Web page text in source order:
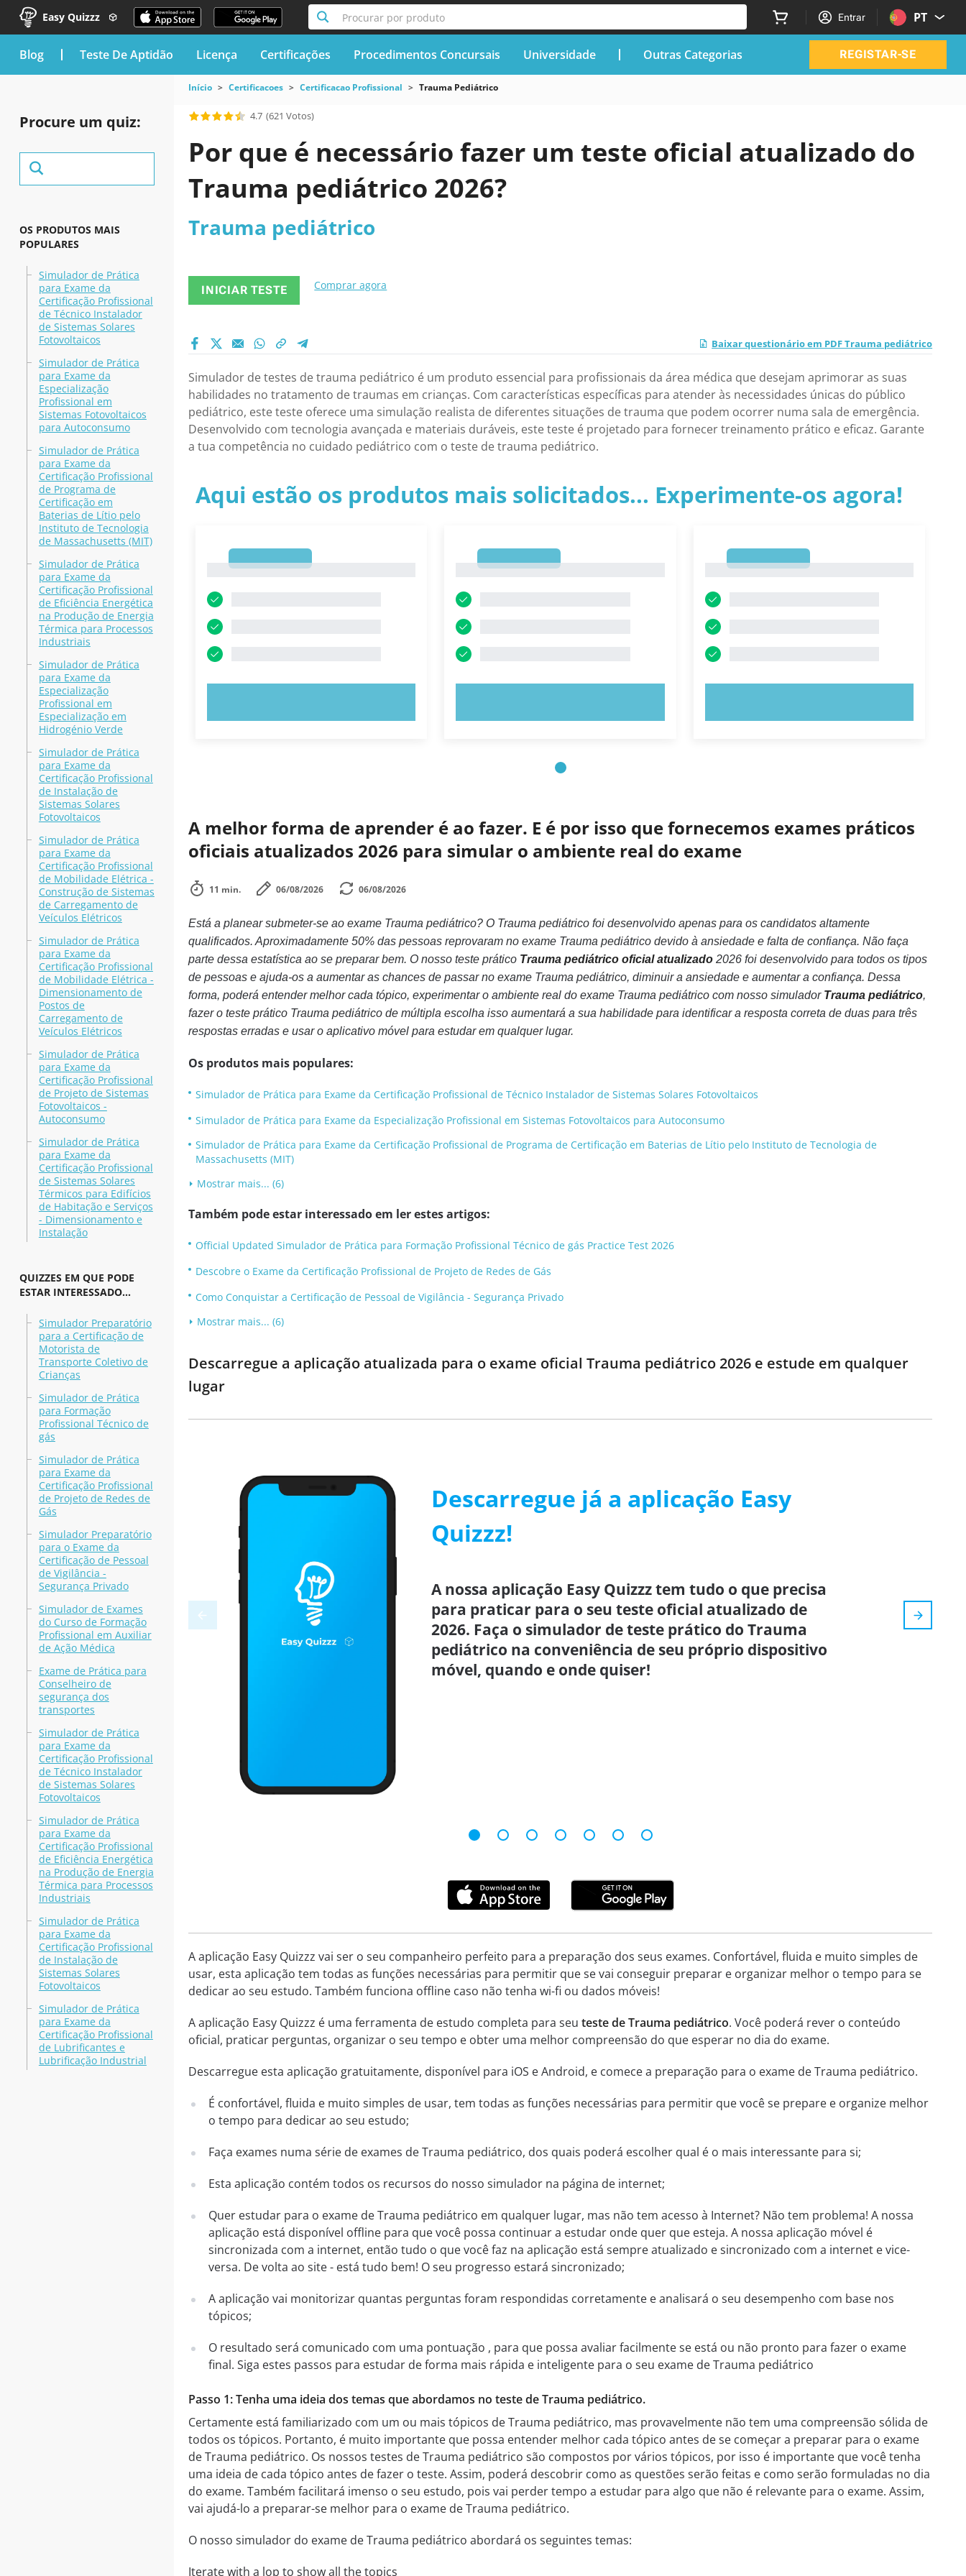
Easy Quizzz Procurar por produto Entrar PT
blog Teste De Aptidão Licença Certificações Procedimentos Concursais Universidade Outras Categorias REGISTAR-SE
Procure um quiz:
OS PRODUTOS MAIS
POPULARES
Simulador de Prática
para Exame da
Certificação Profissional
de Técnico Instalador
de Sistemas Solares
Fotovoltaicos
Simulador de Prática
para Exame da
Especialização
Profissional em
Sistemas Fotovoltaicos
para Autoconsumo
Simulador de Prática
para Exame da
Certificação Profissional
de Programa de
Certificação em
Baterias de Lítio pelo
Instituto de Tecnologia
de Massachusetts (MIT)
Simulador de Prática
para Exame da
Certificação Profissional
de Eficiência Energética
na Produção de Energia
Térmica para Processos
Industriais
Simulador de Prática
para Exame da
Especialização
Profissional em
Especialização em
Hidrogénio Verde
Simulador de Prática
para Exame da
Certificação Profissional
de Instalação de
Sistemas Solares
Fotovoltaicos
Simulador de Prática
para Exame da
Certificação Profissional
de Mobilidade Elétrica -
Construção de Sistemas
de Carregamento de
Veículos Elétricos
Simulador de Prática
para Exame da
Certificação Profissional
de Mobilidade Elétrica -
Dimensionamento de
Postos de
Carregamento de
Veículos Elétricos
Simulador de Prática
para Exame da
Certificação Profissional
de Projeto de Sistemas
Fotovoltaicos -
Autoconsumo
Simulador de Prática
para Exame da
Certificação Profissional
de Sistemas Solares
Térmicos para Edifícios
de Habitação e Serviços
- Dimensionamento e
Instalação
QUIZZES EM QUE PODE
ESTAR INTERESSADO...
Simulador Preparatório
para a Certificação de
Motorista de
Transporte Coletivo de
Crianças
Simulador de Prática
para Formação
Profissional Técnico de
gás
Simulador de Prática
para Exame da
Certificação Profissional
de Projeto de Redes de
Gás
Simulador Preparatório
para o Exame da
Certificação de Pessoal
de Vigilância -
Segurança Privado
Simulador de Exames
do Curso de Formação
Profissional em Auxiliar
de Ação Médica
Exame de Prática para
Conselheiro de
segurança dos
transportes
Simulador de Prática
para Exame da
Certificação Profissional
de Técnico Instalador
de Sistemas Solares
Fotovoltaicos
Simulador de Prática
para Exame da
Certificação Profissional
de Eficiência Energética
na Produção de Energia
Térmica para Processos
Industriais
Simulador de Prática
para Exame da
Certificação Profissional
de Instalação de
Sistemas Solares
Fotovoltaicos
Simulador de Prática
para Exame da
Certificação Profissional
de Lubrificantes e
Lubrificação Industrial
Início Certificacoes Certificacao Profissional Trauma Pediátrico
4.7 (621 Votos)
Por que é necessário fazer um teste oficial atualizado do
Trauma pediátrico 2026?
Trauma pediátrico
INICIAR TESTE Comprar agora
Baixar questionário em PDF Trauma pediátrico
Simulador de testes de trauma pediátrico é um produto essencial para profissionais da área médica que desejam aprimorar as suas
habilidades no tratamento de traumas em crianças. Com características específicas para atender às necessidades únicas do público
pediátrico, este teste oferece uma simulação realista de diferentes situações de trauma que podem ocorrer numa sala de emergência.
Desenvolvido com tecnologia avançada e materiais duráveis, este teste é projetado para fornecer treinamento prático e eficaz. Garante
a tua competência no cuidado pediátrico com o teste de trauma pediátrico.
Aqui estão os produtos mais solicitados... Experimente-os agora!
A melhor forma de aprender é ao fazer. E é por isso que fornecemos exames práticos
oficiais atualizados 2026 para simular o ambiente real do exame
11 min. 06/08/2026 06/08/2026
Está a planear submeter-se ao exame Trauma pediátrico? O Trauma pediátrico foi desenvolvido apenas para os candidatos altamente
qualificados. Aproximadamente 50% das pessoas reprovaram no exame Trauma pediátrico devido à ansiedade e falta de confiança. Não faça
parte dessa estatística ao se preparar bem. O nosso teste prático Trauma pediátrico oficial atualizado2026 foi desenvolvido para todos os tipos
de pessoas e ajuda-os a aumentar as chances de passar no exame Trauma pediátrico, diminuir a ansiedade e aumentar a confiança. Dessa
forma, poderá entender melhor cada tópico, experimentar o ambiente real do exame Trauma pediátrico com nosso simulador Trauma pediátrico,
fazer o teste prático Trauma pediátrico de múltipla escolha isso aumentará a sua habilidade para identificar a resposta correta de duas para três
respostas erradas e usar o aplicativo móvel para estudar em qualquer lugar.
Os produtos mais populares:
Simulador de Prática para Exame da Certificação Profissional de Técnico Instalador de Sistemas Solares Fotovoltaicos
Simulador de Prática para Exame da Especialização Profissional em Sistemas Fotovoltaicos para Autoconsumo
Simulador de Prática para Exame da Certificação Profissional de Programa de Certificação em Baterias de Lítio pelo Instituto de Tecnologia de
Massachusetts (MIT)
Mostrar mais... (6)
Também pode estar interessado em ler estes artigos:
Official Updated Simulador de Prática para Formação Profissional Técnico de gás Practice Test 2026
Descobre o Exame da Certificação Profissional de Projeto de Redes de Gás
Como Conquistar a Certificação de Pessoal de Vigilância - Segurança Privado
Mostrar mais... (6)
Descarregue a aplicação atualizada para o exame oficial Trauma pediátrico 2026 e estude em qualquer
lugar
Descarregue já a aplicação Easy
Quizzz!
A nossa aplicação Easy Quizzz tem tudo o que precisa
para praticar para o seu teste oficial atualizado de
2026. Faça o simulador de teste prático do Trauma
pediátrico na conveniência de seu próprio dispositivo
móvel, quando e onde quiser!
A aplicação Easy Quizzz vai ser o seu companheiro perfeito para a preparação dos seus exames. Confortável, fluida e muito simples de
usar, esta aplicação tem todas as funções necessárias para permitir que se vai conseguir preparar e organizar melhor o tempo para se
dedicar ao seu estudo. Também funciona offline caso não tenha wi-fi ou dados móveis!
A aplicação Easy Quizzz é uma ferramenta de estudo completa para seu teste de Trauma pediátrico. Você poderá rever o conteúdo
oficial, praticar perguntas, organizar o seu tempo e obter uma melhor compreensão do que esperar no dia do exame.
Descarregue esta aplicação gratuitamente, disponível para iOS e Android, e comece a preparação para o exame de Trauma pediátrico.
É confortável, fluida e muito simples de usar, tem todas as funções necessárias para permitir que você se prepare e organize melhor
o tempo para dedicar ao seu estudo;
Faça exames numa série de exames de Trauma pediátrico, dos quais poderá escolher qual é o mais interessante para si;
Esta aplicação contém todos os recursos do nosso simulador na página de internet;
Quer estudar para o exame de Trauma pediátrico em qualquer lugar, mas não tem acesso à Internet? Não tem problema! A nossa
aplicação está disponível offline para que você possa continuar a estudar onde quer que esteja. A nossa aplicação móvel é
sincronizada com a internet, então tudo o que você faz na aplicação está sempre atualizado e sincronizado com a internet e vice-
versa. De volta ao site - está tudo bem! O seu progresso estará sincronizado;
A aplicação vai monitorizar quantas perguntas foram respondidas corretamente e analisará o seu desempenho com base nos
tópicos;
O resultado será comunicado com uma pontuação , para que possa avaliar facilmente se está ou não pronto para fazer o exame
final. Siga estes passos para estudar de forma mais rápida e inteligente para o seu exame de Trauma pediátrico
Passo 1: Tenha uma ideia dos temas que abordamos no teste de Trauma pediátrico.
Certamente está familiarizado com um ou mais tópicos de Trauma pediátrico, mas provavelmente não tem uma compreensão sólida de
todos os tópicos. Portanto, é muito importante que possa entender melhor cada tópico antes de se começar a preparar para o exame
de Trauma pediátrico. Os nossos testes de Trauma pediátrico são compostos por vários tópicos, por isso é importante que você tenha
uma ideia de cada tópico antes de fazer o teste. Assim, poderá descobrir como as questões serão feitas e como serão formuladas no dia
do exame. Também facilitará imenso o seu estudo, pois vai perder tempo a estudar para algo que não é relevante para o exame. Assim,
vai ajudá-lo a preparar-se melhor para o exame de Trauma pediátrico.
O nosso simulador do exame de Trauma pediátrico abordará os seguintes temas:
Iterate with a lop to show all the topics